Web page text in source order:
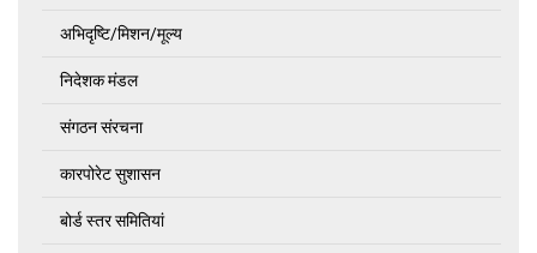
अभिदृष्‍टि/मिशन/मूल्य
निदेशक मंडल
संगठन संरचना
कारपोरेट सुशासन
बोर्ड स्तर समितियां